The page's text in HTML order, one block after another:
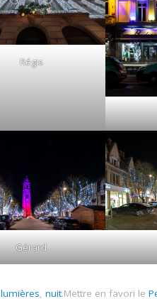
Régis
Gérard
lumières, nuit.Mettre en favori le